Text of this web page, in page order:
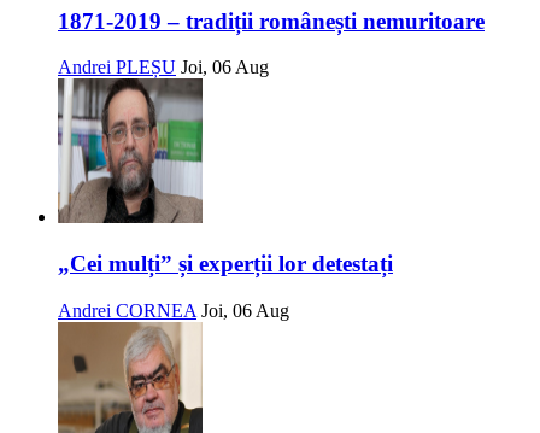
1871-2019 – tradiții românești nemuritoare
Andrei PLEȘU Joi, 06 Aug
„Cei mulți” și experții lor detestați
Andrei CORNEA Joi, 06 Aug